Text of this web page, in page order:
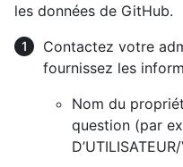
les données de GitHub.
Contactez votre
fournissez les
Nom du
question (par